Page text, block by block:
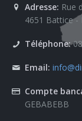
Adresse: Rue
4651 Battice -
Téléphone:
Email:
Compte
GEBABEBB